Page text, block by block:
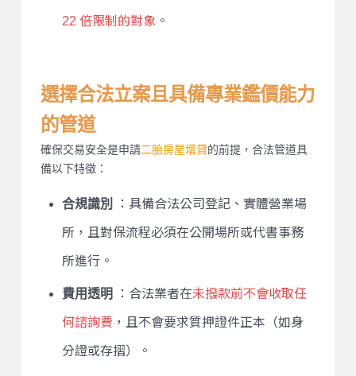
22 倍限制的對象 。
選擇合法立案且具備專業鑑價能力
的管道
確保交易安全是申請二胎房屋增貸的前提，合法管道具
備以下特徵：
合規識別 ：具備合法公司登記、實體營業場
所，且對保流程必須在公開場所或代書事務
所進行。
費用透明 ：合法業者在未撥款前不會收取任
何諮詢費 ，且不會要求質押證件正本（如身
分證或存摺）。